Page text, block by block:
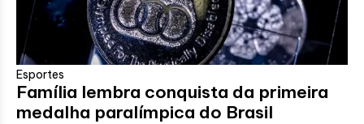
Esportes
Família lembra conquista da primeira
medalha paralímpica do Brasil